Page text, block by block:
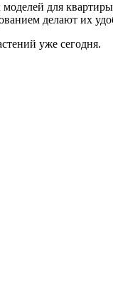
для
делают их
уже сегодня.